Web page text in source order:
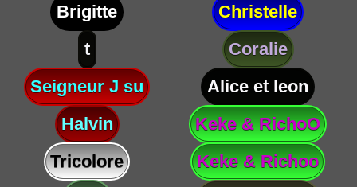
Brigitte
Christelle
t
Coralie
Seigneur J su
Alice et leon
Halvin
Keke & RichoO
Tricolore
Keke & Richoo